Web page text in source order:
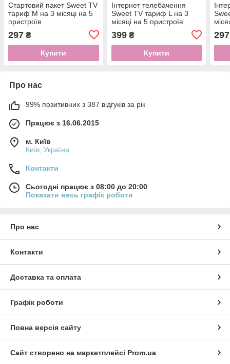
Стартовий пакет Sweet TV
тариф М на 3 місяці на 5
пристроїв
297 ₴
Купити
Інтернет телебачення
Sweet TV тариф L на 3
місяці на 5 пристроїв
399₴
Купити
297
Про нас
99% позитивних з 387 відгуків за рік
Працює з 16.06.2015
м. Київ
Київ, Україна
Контакти
Сьогодні працює з 08:00 до 20:00
Показати весь графік роботи
Про нас
Контакти
Доставка та оплата
Графік роботи
Повна версія сайту
Сайт створено на маркетплейсі Prom.ua